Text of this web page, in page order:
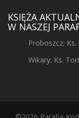
KSIĘŻA
W NASZEJ
Proboszcz:
Wikary: Ks.